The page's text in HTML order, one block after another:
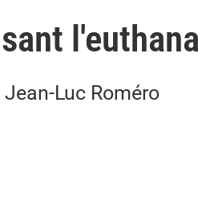
Luc Roméro